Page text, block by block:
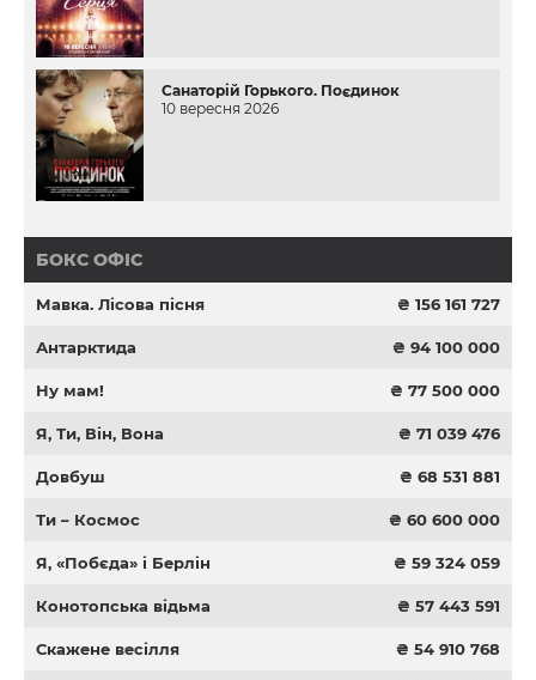
Санаторій Горького. Поєдинок
10 вересня 2026
БОКС ОФІС
Мавка. Лісова пісня ₴ 156 161 727
Антарктида ₴ 94 100 000
Ну мам! ₴ 77 500 000
Я, Ти, Він, Вона ₴ 71 039 476
Довбуш ₴ 68 531 881
Ти – Космос ₴ 60 600 000
Я, «Побєда» і Берлін ₴ 59 324 059
Конотопська відьма ₴ 57 443 591
Скажене весілля ₴ 54 910 768